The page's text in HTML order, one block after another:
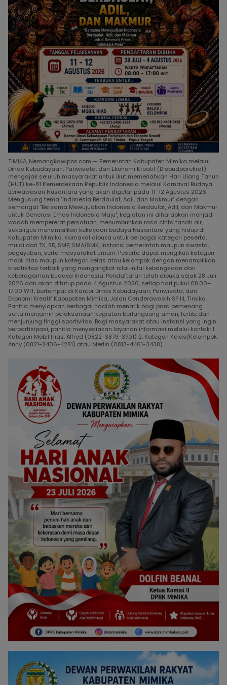
TIMIKA, Nemangkawipos.com — Pemerintah Kabupaten Mimika melalui
Dinas Kebudayaan, Pariwisata, dan Ekonomi Kreatif (Disbudparekraf)
mengajak seluruh masyarakat untuk ikut memeriahkan Hari Ulang Tahun
(HUT) ke-81 Kemerdekaan Republik Indonesia melalui Karnaval Budaya
Berwawasan Nusantara yang akan digelar pada 11–12 Agustus 2026.
Mengusung tema "Indonesia Berdaulat, Adil, dan Makmur" dengan
semangat "Bersama Mewujudkan Indonesia Berdaulat, Adil, dan Makmur
untuk Generasi Emas Indonesia Maju", kegiatan ini diharapkan menjadi
wadah mempererat persatuan, menumbuhkan rasa cinta tanah air,
sekaligus menampilkan kekayaan budaya Nusantara yang hidup di
Kabupaten Mimika. Karnaval dibuka untuk berbagai kategori peserta,
mulai dari TK, SD, SMP, SMA/SMK, instansi pemerintah maupun swasta,
paguyuban, serta masyarakat umum. Peserta dapat mengikuti kategori
mobil hias maupun kategori kelas atau kelompok dengan menampilkan
kreativitas terbaik yang mengangkat nilai-nilai kebangsaan dan
keberagaman budaya Indonesia. Pendaftaran telah dibuka sejak 28 Juli
2026 dan akan ditutup pada 4 Agustus 2026, setiap hari pukul 08.00–
17.00 WIT, bertempat di Kantor Dinas Kebudayaan, Pariwisata, dan
Ekonomi Kreatif Kabupaten Mimika, Jalan Cenderawasih SP III, Timika.
Panitia menyiapkan berbagai hadiah menarik bagi para pemenang
serta menjamin pelaksanaan kegiatan berlangsung aman, tertib, dan
menjunjung tinggi sportivitas. Bagi masyarakat atau instansi yang ingin
berpartisipasi, panitia menyediakan layanan informasi melalui kontak: 1.
Kategori Mobil Hias: Alfred (0822-3879-3701) 2. Kategori Kelas/Kelompok:
Anny (0821-2406-4281) atau Merlin (0813-4461-3438).